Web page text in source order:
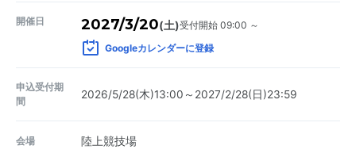
開催日 2027/3/20(土)受付開始 09:00 ～
Googleカレンダーに登録
申込受付期
間
2026/5/28(木)13:00～2027/2/28(日)23:59
会場 陸上競技場